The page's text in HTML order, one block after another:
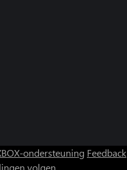
ondersteuning Feedback
volgen